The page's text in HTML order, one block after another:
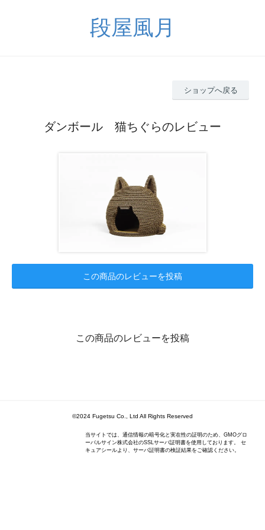
段屋風月
ショップへ戻る
ダンボール 猫ちぐらのレビュー
この商品のレビューを投稿
この商品のレビューを投稿
©2024 Fugetsu Co., Ltd All Rights Reserved
当サイトでは、通信情報の暗号化と実在性の証明のため、GMOグロ
ーバルサイン株式会社のSSLサーバ証明書を使用しております。 セ
キュアシールより、サーバ証明書の検証結果をご確認ください。